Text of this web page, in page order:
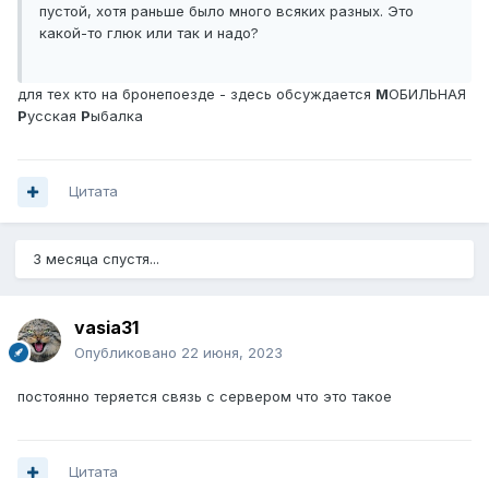
пустой, хотя раньше было много всяких разных. Это
какой-то глюк или так и надо?
для тех кто на бронепоезде - здесь обсуждается МОБИЛЬНАЯ
Русская Рыбалка
Цитата
3 месяца спустя...
vasia31
Опубликовано 22 июня, 2023
постоянно теряется связь с сервером что это такое
Цитата